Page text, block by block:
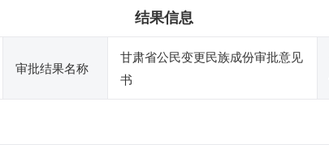
结果信息
审批结果名称
甘肃省公民变更民族成份审批意见
书